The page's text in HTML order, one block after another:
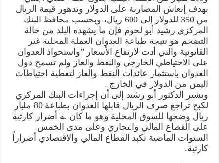
بهدف إنعاش المضاربة على الدولار وتدهور قيمة الريال
من 350 للدولار إلى 600 ريال، وبحسب محافظ البنك
المركزي رشيد أبو لحوم فإن ما يشهده البلد من حالة
التضخم هو نتيجة طباعة العدوان العملة المحلية غير
القانونية والتي أدت لارتفاع الأسعار ”واستحواذ العدوان
على الاحتياطي الخارجي والنفط والغاز ولم تسمح دول
العدوان باستثمار عائدات النفط والغاز لتغطية احتياطات
اليمن من الدولار في الخارج .
ويشير الدكتور أبو رشيد إلى أن إجراءات البنك المركزي
لكبح تراجع صرف الريال قابلها العدوان بطباعة 80 مليار
ريال وضخها للسوق المحلية وهو ما كان له أضرار كارثية
على القطاع المالي والتجاري وعلى مدى الخمس
السنوات الماضية تكبد القطاع المالي والاقتصادي أضراراً
كارثية.